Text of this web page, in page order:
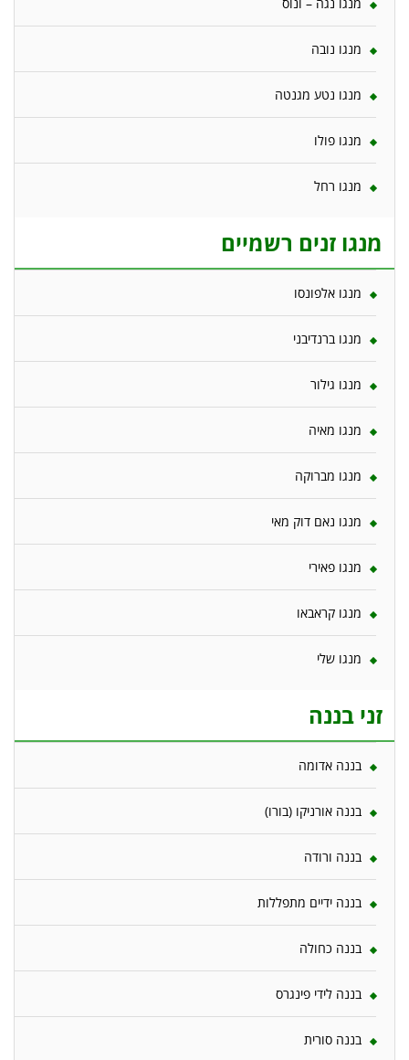
מנגו נגה – ונוס
מנגו נובה
מנגו נטע מגנטה
מנגו פולו
מנגו רחל
מנגו זנים רשמיים
מנגו אלפונסו
מנגו ברנדיבני
מנגו גילור
מנגו מאיה
מנגו מברוקה
מנגו נאם דוק מאי
מנגו פאירי
מנגו קראבאו
מנגו שלי
זני בננה
בננה אדומה
בננה אורניקו (בורו)
בננה ורודה
בננה ידיים מתפללות
בננה כחולה
בננה לידי פינגרס
בננה סורית